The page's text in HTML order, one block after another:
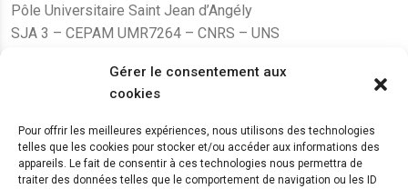
Gérer le consentement aux
cookies
Pour offrir les meilleures expériences, nous utilisons des technologies
telles que les cookies pour stocker et/ou accéder aux informations des
appareils. Le fait de consentir à ces technologies nous permettra de
traiter des données telles que le comportement de navigation ou les ID
Pôle Universitaire Saint Jean d’Angély
SJA 3 – CEPAM UMR7264 – CNRS – UNS
+33 (0)4 89 15 24 08